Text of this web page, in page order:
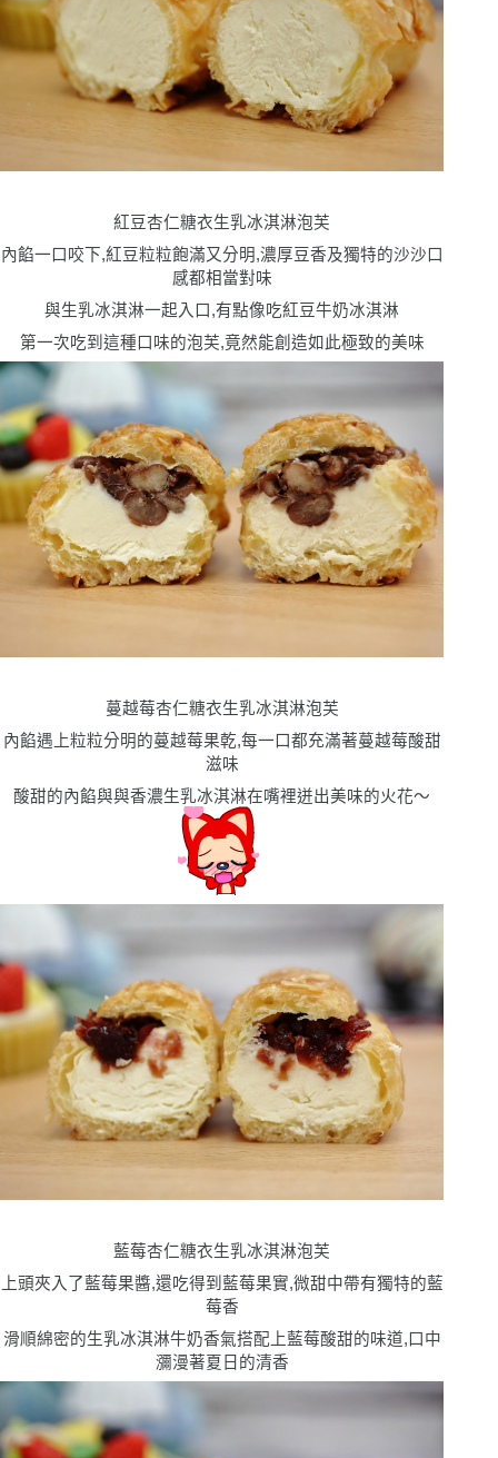
紅豆杏仁糖衣生乳冰淇淋泡芙
內餡一口咬下,紅豆粒粒飽滿又分明,濃厚豆香及獨特的沙沙口
感都相當對味
與生乳冰淇淋一起入口,有點像吃紅豆牛奶冰淇淋
第一次吃到這種口味的泡芙,竟然能創造如此極致的美味
蔓越莓杏仁糖衣生乳冰淇淋泡芙
內餡遇上粒粒分明的蔓越莓果乾,每一口都充滿著蔓越莓酸甜
滋味
酸甜的內餡與與香濃生乳冰淇淋在嘴裡迸出美味的火花〜
藍莓杏仁糖衣生乳冰淇淋泡芙
上頭夾入了藍莓果醬,還吃得到藍莓果實,微甜中帶有獨特的藍
莓香
滑順綿密的生乳冰淇淋牛奶香氣搭配上藍莓酸甜的味道,口中
瀰漫著夏日的清香